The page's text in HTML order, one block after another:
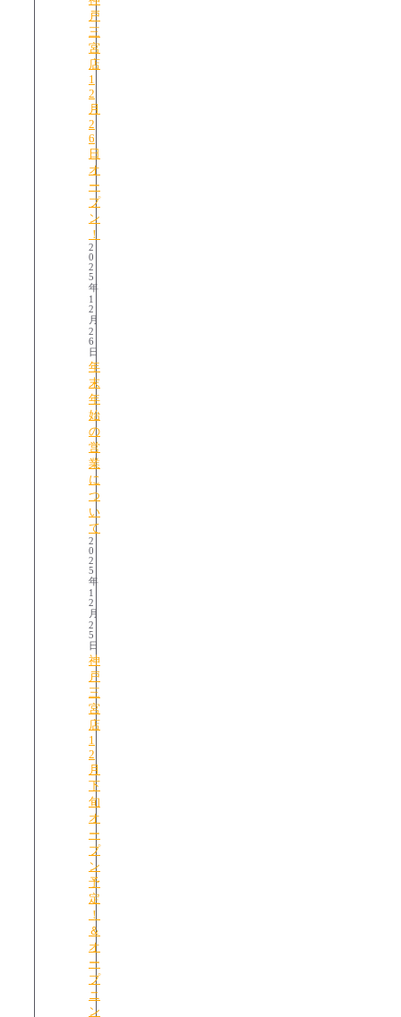
戸
三
宮
店
1
2
月
2
6
日
オ
ー
プ
ン
！
2
0
2
5
年
1
2
月
2
6
日
年
末
年
始
の
営
業
に
つ
い
て
2
0
2
5
年
1
2
月
2
5
日
神
戸
三
宮
店
1
2
月
下
旬
オ
ー
プ
ン
予
定
！
＆
オ
ー
プ
ニ
ン